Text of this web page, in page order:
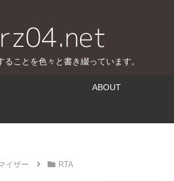
ことを色々と書き綴っています。
ABOUT
イザー RTA